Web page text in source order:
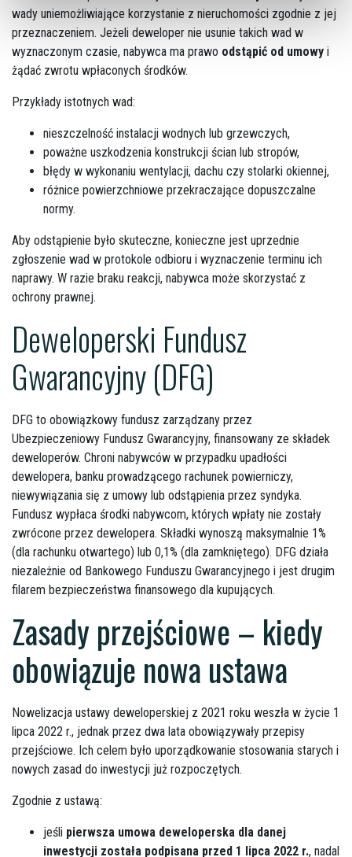
wady uniemożliwiające korzystanie z nieruchomości zgodnie z jej
przeznaczeniem. Jeżeli deweloper nie usunie takich wad w
wyznaczonym czasie, nabywca ma prawo odstąpić od umowy i
żądać zwrotu wpłaconych środków.
Przykłady istotnych wad:
nieszczelność instalacji wodnych lub grzewczych,
poważne uszkodzenia konstrukcji ścian lub stropów,
błędy w wykonaniu wentylacji, dachu czy stolarki okiennej,
różnice powierzchniowe przekraczające dopuszczalne
normy.
Aby odstąpienie było skuteczne, konieczne jest uprzednie
zgłoszenie wad w protokole odbioru i wyznaczenie terminu ich
naprawy. W razie braku reakcji, nabywca może skorzystać z
ochrony prawnej.
Deweloperski Fundusz
Gwarancyjny (DFG)
DFG to obowiązkowy fundusz zarządzany przez
Ubezpieczeniowy Fundusz Gwarancyjny, finansowany ze składek
deweloperów. Chroni nabywców w przypadku upadłości
dewelopera, banku prowadzącego rachunek powierniczy,
niewywiązania się z umowy lub odstąpienia przez syndyka.
Fundusz wypłaca środki nabywcom, których wpłaty nie zostały
zwrócone przez dewelopera. Składki wynoszą maksymalnie 1%
(dla rachunku otwartego) lub 0,1% (dla zamkniętego). DFG działa
niezależnie od Bankowego Funduszu Gwarancyjnego i jest drugim
filarem bezpieczeństwa finansowego dla kupujących.
Zasady przejściowe – kiedy
obowiązuje nowa ustawa
Nowelizacja ustawy deweloperskiej z 2021 roku weszła w życie 1
lipca 2022 r., jednak przez dwa lata obowiązywały przepisy
przejściowe. Ich celem było uporządkowanie stosowania starych i
nowych zasad do inwestycji już rozpoczętych.
Zgodnie z ustawą:
jeśli pierwsza umowa deweloperska dla danej
inwestycji została podpisana przed 1 lipca 2022 r., nadal